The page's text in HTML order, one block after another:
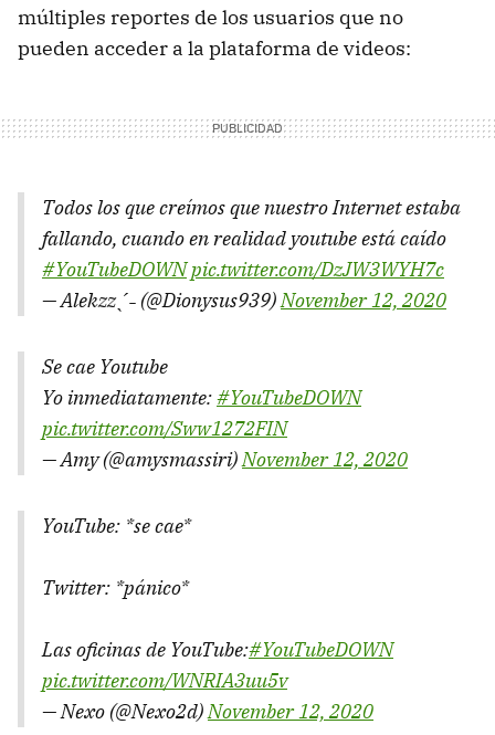
múltiples reportes de los usuarios que no
pueden acceder a la plataforma de videos:
Todos los que creímos que nuestro Internet estaba
fallando, cuando en realidad youtube está caído
#YouTubeDOWNpic.twitter.com/DzJW3WYH7c
— Alekzzˎˊ˗ (@Dionysus939)November 12, 2020
Se cae Youtube
Yo inmediatamente:#YouTubeDOWN
pic.twitter.com/Sww1272FIN
— Amy (@amysmassiri)November 12, 2020
YouTube: *se cae*
Twitter: *pánico*
Las oficinas de YouTube:#YouTubeDOWN
pic.twitter.com/WNRIA3uu5v
— Nexo (@Nexo2d)November 12, 2020